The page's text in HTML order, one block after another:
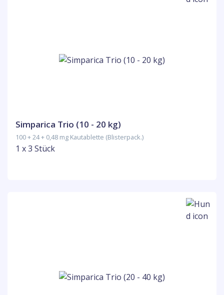
Simparica Trio (10 - 20 kg)
100 + 24 + 0,48 mg Kautablette (Blisterpack.)
1 x 3 Stück